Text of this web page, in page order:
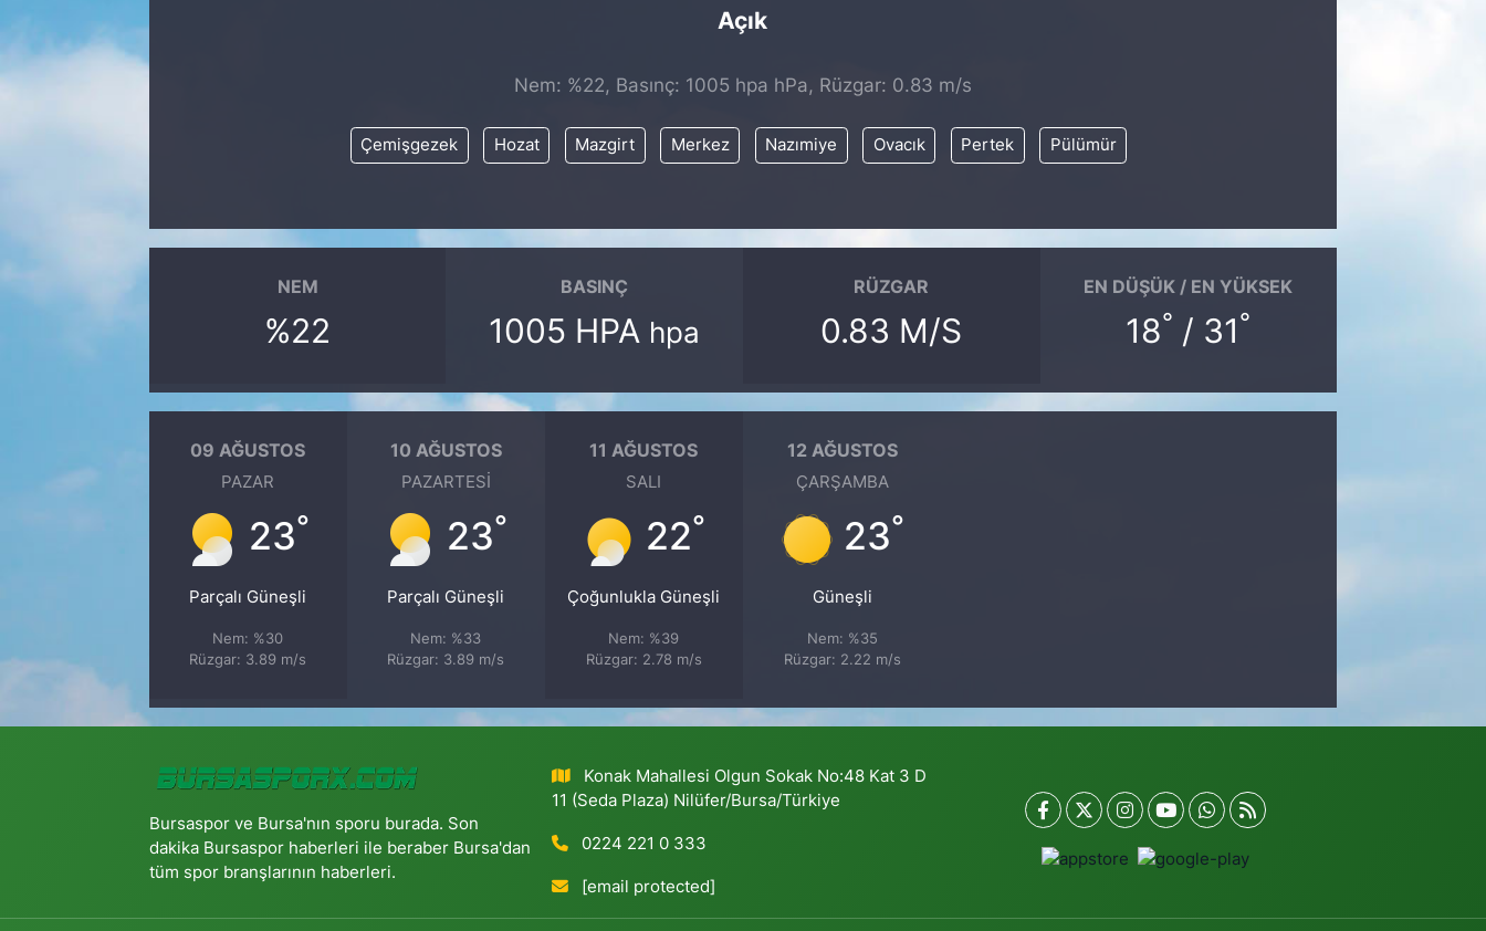
Açık
Nem: %22, Basınç: 1005 hpa hPa, Rüzgar: 0.83 m/s
Çemişgezek Hozat Mazgirt Merkez Nazımiye Ovacık Pertek Pülümür
NEM
%22
BASINÇ
1005 HPA hpa
RÜZGAR
0.83 M/S
EN DÜŞÜK / EN YÜKSEK
18° / 31°
09 AĞUSTOS
PAZAR
23°
Parçalı Güneşli
Nem: %30
Rüzgar: 3.89 m/s
10 AĞUSTOS
PAZARTESI
23°
Parçalı Güneşli
Nem: %33
Rüzgar: 3.89 m/s
11 AĞUSTOS
SALI
22°
Çoğunlukla Güneşli
Nem: %39
Rüzgar: 2.78 m/s
12 AĞUSTOS
ÇARŞAMBA
23°
Güneşli
Nem: %35
Rüzgar: 2.22 m/s
Bursaspor ve Bursa'nın sporu burada. Son
dakika Bursaspor haberleri ile beraber Bursa'dan
tüm spor branşlarının haberleri.
Konak Mahallesi Olgun Sokak No:48 Kat 3 D
11 (Seda Plaza) Nilüfer/Bursa/Türkiye
0224 221 0 333
[email protected]